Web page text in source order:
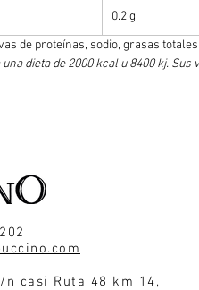
0.2 g
de proteínas, sodio, grasas
dieta de 2000 kcal u 8400 kj.
n casi Ruta 48 km 14,